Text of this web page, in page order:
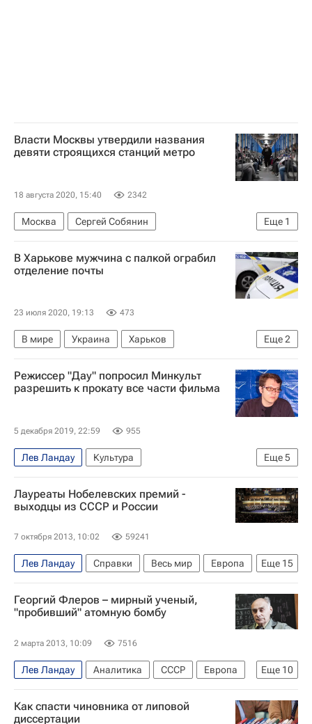
Власти Москвы утвердили названия
девяти строящихся станций метро
18 августа 2020, 15:40 2342
Еще 1
Москва
Сергей Собянин
Строительство метро в Москве
В Харькове мужчина с палкой ограбил
отделение почты
23 июля 2020, 19:13 473
Еще2
В мире Украина
Харьков
Харьковская область
Ситуация на Украине
Режиссер "Дау" попросил Минкульт
разрешить к прокату все части фильма
5 декабря 2019, 22:59 955
Еще5
Лев Ландау
Культура
Владимир Мединский
Министерство культуры Российской Федерации (Минкультуры России)
Кино
Лауреаты Нобелевских премий -
выходцы из СССР и России
7 октября 2013, 10:02 59241
Еще 15
Лев Ландау Справки Весь мир
Европа
Андрей Сахаров
Иосиф Бродский
Иван Бунин
Жорес Алферов
Иван Павлов
Борис Пастернак
Александр Солженицын
Игорь Тамм
Михаил Шолохов
Андрей Гейм
Нобелевская премия мира
Георгий Флеров – мирный ученый,
"пробивший" атомную бомбу
2 марта 2013, 10:09 7516
Еще 10
Лев Ландау Аналитика СССР
Европа
Весь мир
Жорес Алферов
Анатолий Александров (физик)
Как спасти чиновника от липовой
диссертации